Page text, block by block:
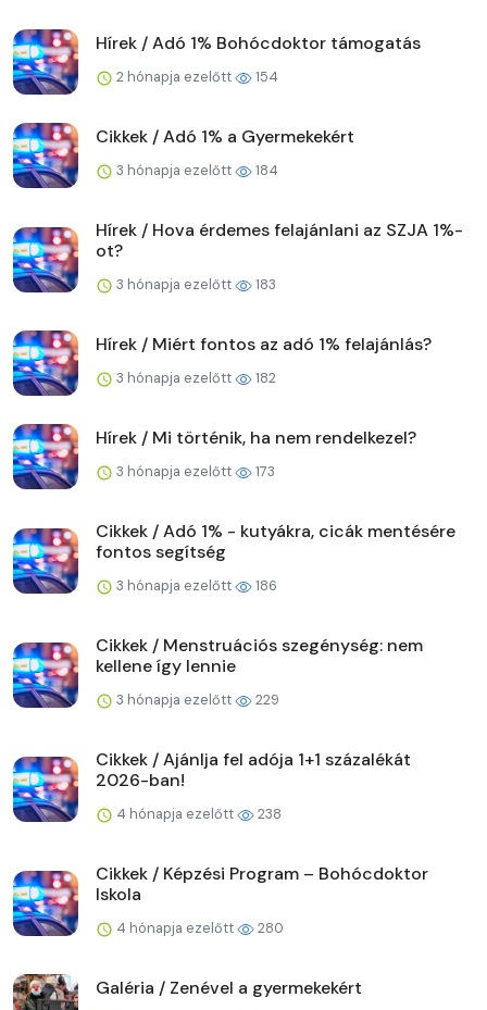
Hírek / Adó 1% Bohócdoktor támogatás
2 hónapja ezelőtt 154
Cikkek / Adó 1% a Gyermekekért
3 hónapja ezelőtt 184
Hírek / Hova érdemes felajánlani az SZJA 1%-
ot?
3 hónapja ezelőtt 183
Hírek / Miért fontos az adó 1% felajánlás?
3 hónapja ezelőtt 182
Hírek / Mi történik, ha nem rendelkezel?
3 hónapja ezelőtt 173
Cikkek / Adó 1% - kutyákra, cicák mentésére
fontos segítség
3 hónapja ezelőtt 186
Cikkek / Menstruációs szegénység: nem
kellene így lennie
3 hónapja ezelőtt 229
Cikkek / Ajánlja fel adója 1+1 százalékát
2026-ban!
4 hónapja ezelőtt 238
Cikkek / Képzési Program – Bohócdoktor
Iskola
4 hónapja ezelőtt 280
Galéria / Zenével a gyermekekért